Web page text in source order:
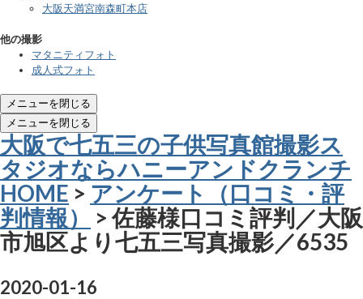
大阪天満宮南森町本店
他の撮影
マタニティフォト
成人式フォト
メニューを閉じる
メニューを閉じる
大阪で七五三の子供写真館撮影ス
タジオならハニーアンドクランチ
HOME > アンケート（口コミ・評
判情報）
> 佐藤様口コミ評判／大阪
市旭区より七五三写真撮影／6535
2020-01-16